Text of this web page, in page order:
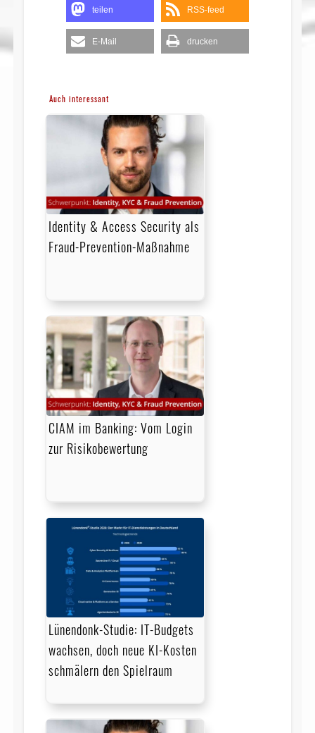
teilen RSS-feed
E-Mail drucken
Auch interessant
Identity & Access Security als
Fraud-Prevention-Maßnahme
CIAM im Banking: Vom Login
zur Risikobewertung
Lünendonk-Studie: IT-Budgets
wachsen, doch neue KI-Kosten
schmälern den Spielraum